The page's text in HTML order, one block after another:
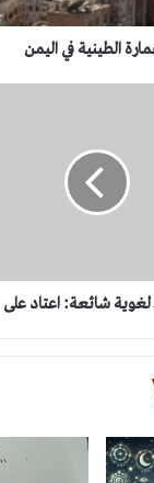
الطينية في اليمن
شائعة: اعتاد على